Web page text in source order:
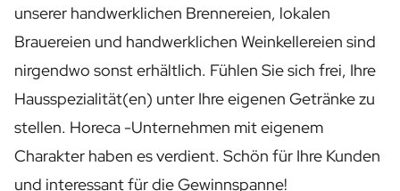
Lifestyle
Personalisierte Trinkflasche - Wasserflasche
Personalisierter Flachmann
Kerzen
Personalisierte Kerze
Personalisierte Duftstäbchen
Blumen
Personalisierte Blumenvase
Rahmen
unserer handwerklichen Brennereien, lokalen
Brauereien und handwerklichen Weinkellereien sind
nirgendwo sonst erhältlich. Fühlen Sie sich frei, Ihre
Hausspezialität(en) unter Ihre eigenen Getränke zu
stellen. Horeca -Unternehmen mit eigenem
Charakter haben es verdient. Schön für Ihre Kunden
und interessant für die Gewinnspanne!